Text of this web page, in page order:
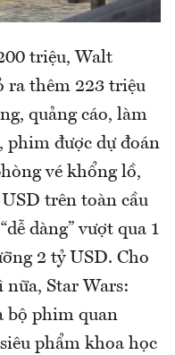
triệu, Walt
ra thêm 223 triệu
quảng cáo, làm
phim được dự đoán
vé khổng lồ,
trên toàn cầu
dàng” vượt qua 1
2 tỷ USD. Cho
Star Wars:
bộ phim quan
phẩm khoa học